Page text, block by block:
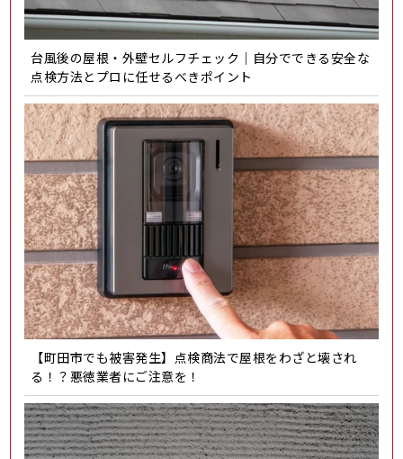
台風後の屋根・外壁セルフチェック｜自分でできる安全な
点検方法とプロに任せるべきポイント
【町田市でも被害発生】点検商法で屋根をわざと壊され
る！？悪徳業者にご注意を！